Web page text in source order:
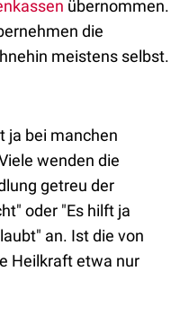
übernommen.
die
meistens selbst.
ja bei manchen
wenden die
getreu der
oder "Es hilft ja
an. Ist die von
Heilkraft etwa nur